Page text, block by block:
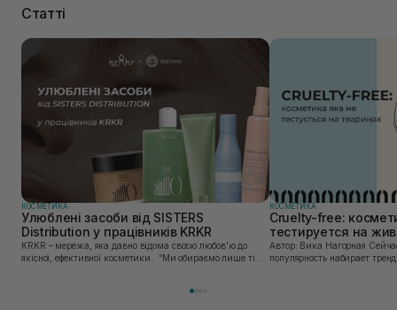
Статті
КОСМЕТИКА
Улюблені засоби від SISTERS
Distribution у працівників KRKR
KRKR – мережа, яка давно відома своєю любов’ю до
якісної, ефективної косметики. “Ми обираємо лише ті
КОСМЕТИКА
Cruelty-free:
тестируется на
Автор: Вика Нагорная Сейчас все большую
популярность набирает